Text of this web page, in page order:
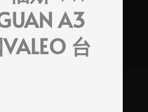
A3
台